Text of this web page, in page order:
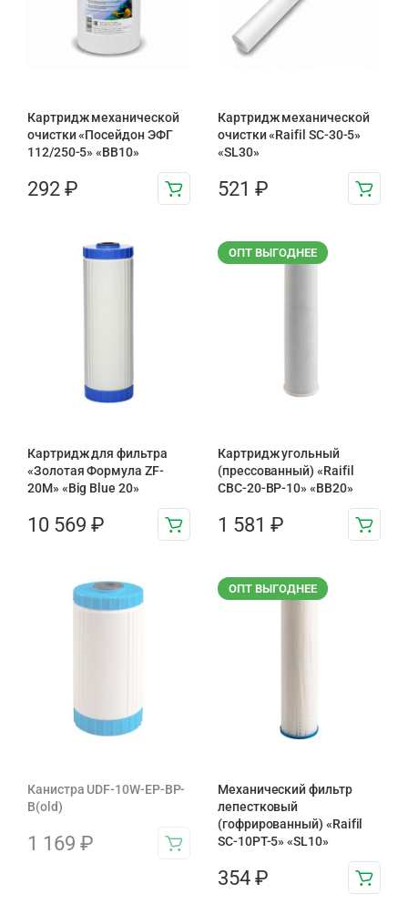
Картридж механической
очистки «Посейдон ЭФГ
112/250-5» «ВВ10»
292 ₽
Картридж механической
очистки «Raifil SC-30-5»
«SL30»
521 ₽
Картридж для фильтра
«Золотая Формула ZF-
20М» «Big Blue 20»
10 569 ₽
ОПТ ВЫГОДНЕЕ
Картридж угольный
(прессованный) «Raifil
CBC-20-BP-10» «BB20»
1 581 ₽
Канистра UDF-10W-EP-BP-
B(old)
1 169 ₽
ОПТ ВЫГОДНЕЕ
Механический фильтр
лепестковый
(гофрированный) «Raifil
SC-10PT-5» «SL10»
354 ₽